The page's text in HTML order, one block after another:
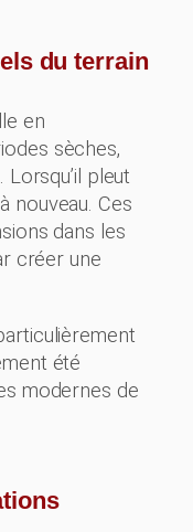
du terrain
en
sèches,
pleut
nouveau. Ces
dans les
créer une
été
modernes de